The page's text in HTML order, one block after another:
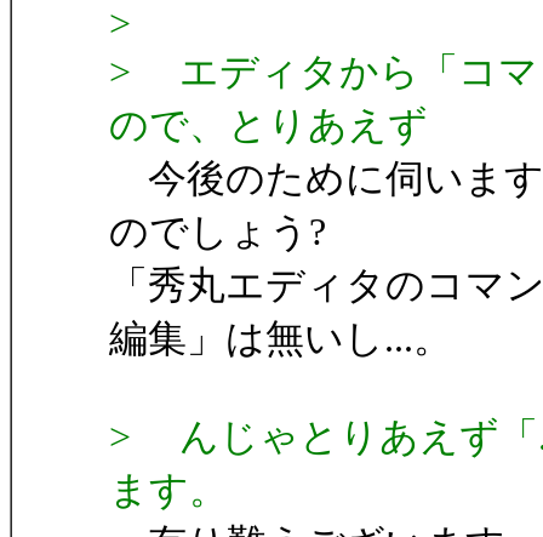
>
> エディタから「コマ
ので、とりあえず
今後のために伺いま
のでしょう?
「秀丸エディタのコマ
編集」は無いし...。
> んじゃとりあえず「
ます。